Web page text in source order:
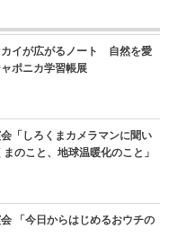
カイが広がるノート 自然を愛
ポニカ学習帳展
会「しろくまカメラマンに聞い
のこと、地球温暖化のこと」
会 「今日からはじめるおウチの